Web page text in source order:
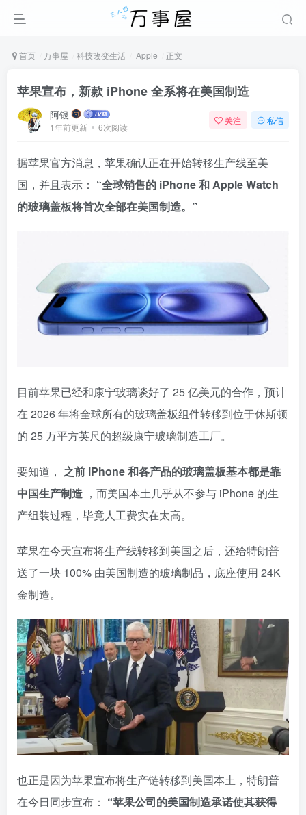
首页 万事屋 科技改变生活 Apple 正文
苹果宣布，新款 iPhone 全系将在美国制造
阿银
1年前更新 6次阅读
关注 私信
据苹果官方消息，苹果确认正在开始转移生产线至美
国，并且表示： “全球销售的 iPhone 和 Apple Watch
的玻璃盖板将首次全部在美国制造。”
目前苹果已经和康宁玻璃谈好了 25 亿美元的合作，预计
在 2026 年将全球所有的玻璃盖板组件转移到位于休斯顿
的 25 万平方英尺的超级康宁玻璃制造工厂。
要知道， 之前 iPhone 和各产品的玻璃盖板基本都是靠
中国生产制造 ，而美国本土几乎从不参与 iPhone 的生
产组装过程，毕竟人工费实在太高。
苹果在今天宣布将生产线转移到美国之后，还给特朗普
送了一块 100% 由美国制造的玻璃制品，底座使用 24K
金制造。
也正是因为苹果宣布将生产链转移到美国本土，特朗普
在今日同步宣布： “苹果公司的美国制造承诺使其获得